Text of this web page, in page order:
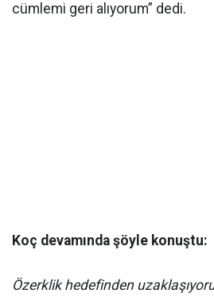
cümlemi geri alıyorum” dedi.
Koç devamında şöyle konuştu:
Özerklik hedefinden